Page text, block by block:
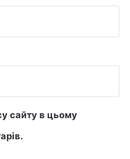
сайту в цьому